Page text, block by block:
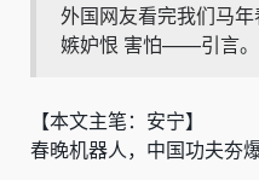
外国网友看完我们马
嫉妒恨 害怕——引言。
【本文主笔：安宁】
春晚机器人，中国功夫夯爆